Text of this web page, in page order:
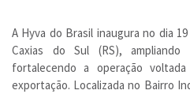
A Hyva do Brasil inaugura no dia
Caxias do Sul (RS),
fortalecendo a operação
exportação. Localizada no Bairro